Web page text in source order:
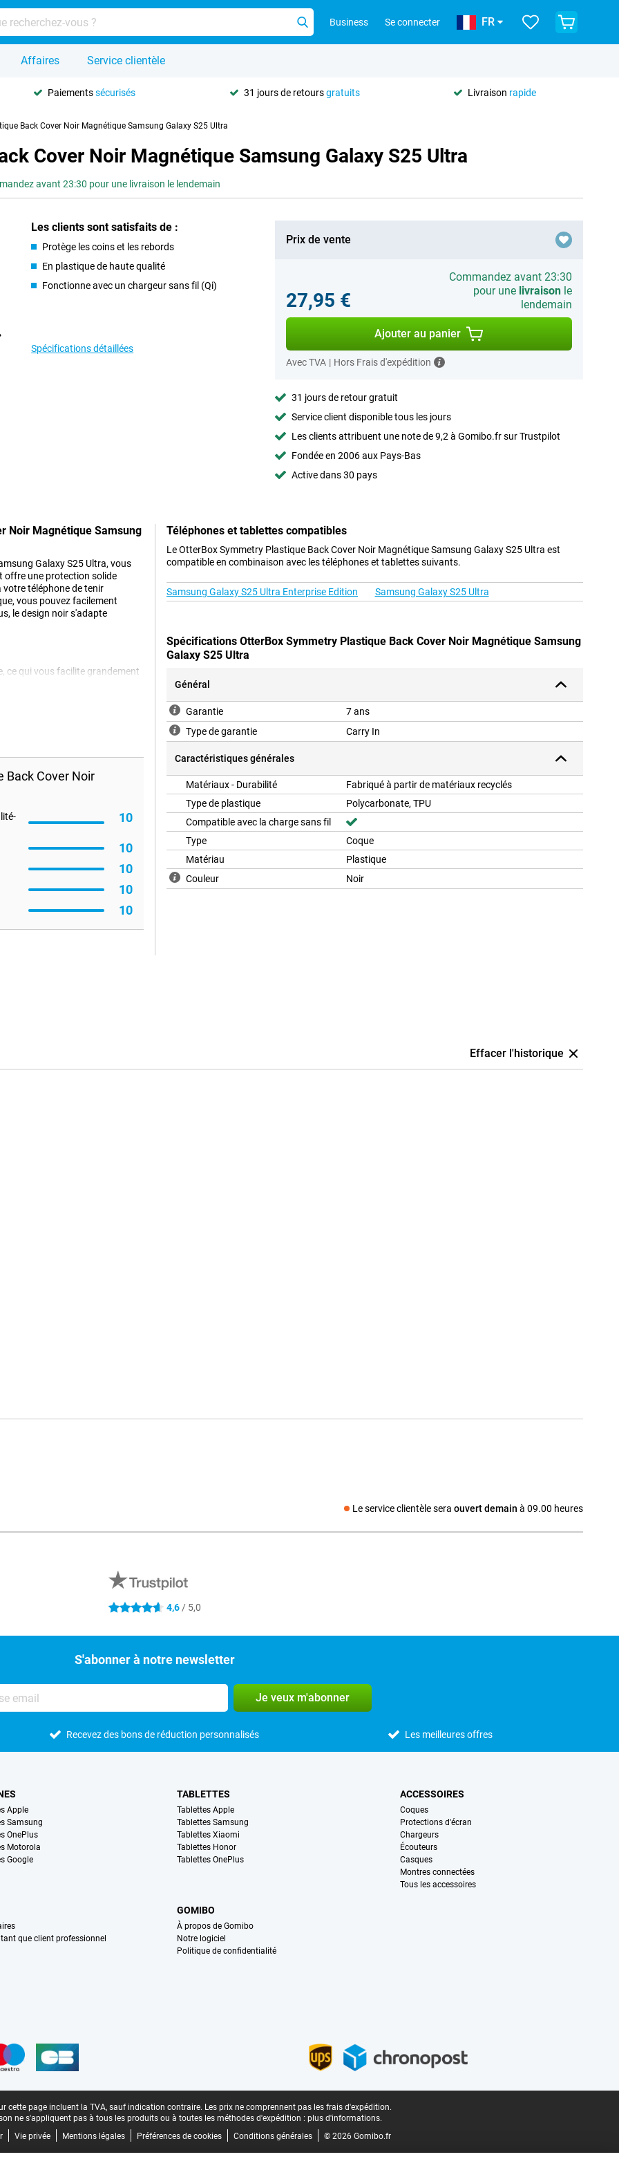
Business Se connecter FR
Affaires Service clientèle
Paiementssécurisés 31 jours de retoursgratuits Livraison rapide
Back Cover Noir Magnétique Samsung Galaxy S25 Ultra
Cover Noir Magnétique Samsung Galaxy S25 Ultra
avant 23:30 pour une livraison le lendemain
Les clients sont satisfaits de :
Protège les coins et les rebords
En plastique de haute qualité
Fonctionne avec un chargeur sans fil (Qi)
Spécifications détaillées
Prix de vente
27,95 €
Commandez avant 23:30
pour une livraisonle
lendemain
Ajouter au panier
Avec TVA | Hors Frais d'expédition
31 jours de retour gratuit
Service client disponible tous les jours
Les clients attribuent une note de 9,2 à Gomibo.fr sur Trustpilot
Fondée en 2006 aux Pays-Bas
Active dans 30 pays
Noir Magnétique Samsung
Galaxy S25 Ultra, vous
offre une protection solide
téléphone de tenir
vous pouvez facilement
le design noir s'adapte
ce qui vous facilite grandement
et vous n'avez pas à
également une bonne
les risques de chute de votre
sérénité.
fin. Il se glisse
occasions.
sorte que votre housse sera
Back Cover Noir
10
10
10
10
10
Téléphones et tablettes compatibles
Le OtterBox Symmetry Plastique Back Cover Noir Magnétique Samsung Galaxy S25 Ultra est
compatible en combinaison avec les téléphones et tablettes suivants.
Samsung Galaxy S25 Ultra Enterprise Edition Samsung Galaxy S25 Ultra
Spécifications OtterBox Symmetry Plastique Back Cover Noir Magnétique Samsung
Galaxy S25 Ultra
Général
Garantie
7 ans
Type de garantie
Carry In
Caractéristiques générales
Matériaux - Durabilité
Fabriqué à partir de matériaux recyclés
Type de plastique
Polycarbonate, TPU
Compatible avec la charge sans fil
Type
Coque
Matériau
Plastique
Couleur
Noir
Effacer l'historique
Le service clientèle sera ouvert demain à 09.00 heures
Média social
4.6 étoiles 4,6 / 5,0
S'abonner à notre newsletter
Je veux m'abonner
Recevez des bons de réduction personnalisés Les meilleures offres
Apple
Samsung
OnePlus
Motorola
Google
TABLETTES
Tablettes Apple
Tablettes Samsung
Tablettes Xiaomi
Tablettes Honor
Tablettes OnePlus
ACCESSOIRES
Coques
Protections d'écran
Chargeurs
Écouteurs
Casques
Montres connectées
Tous les accessoires
que client professionnel
GOMIBO
À propos de Gomibo
Notre logiciel
Politique de confidentialité
cette page incluent la TVA, sauf indication contraire. Les prix ne comprennent pas les frais d'expédition.
ne s'appliquent pas à tous les produits ou à toutes les méthodes d'expédition : plus d'informations.
Vie privée Mentions légales Préférences de cookies Conditions générales © 2026 Gomibo.fr